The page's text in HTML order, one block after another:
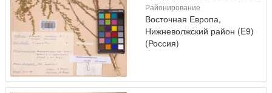
Районирование
Восточная Европа,
Нижневолжский район (E9)
(Россия)